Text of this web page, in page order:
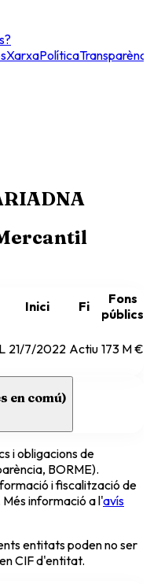
XarxaPolítica
Inici Fi
Fons
públics
21/7/2022 Actiu 173 M €
en comú)
i obligacions de
BORME).
i fiscalització de
Més informació a l'avís
entitats poden no ser
CIF d'entitat.